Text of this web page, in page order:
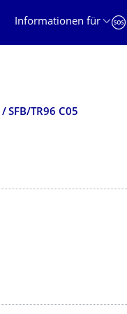
Informationen für
SFB/TR96 C05